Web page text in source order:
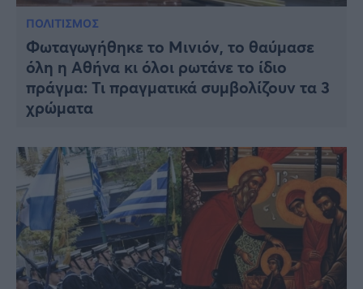
ΠΟΛΙΤΙΣΜΟΣ
Φωταγωγήθηκε το Μινιόν, το θαύμασε
όλη η Αθήνα κι όλοι ρωτάνε το ίδιο
πράγμα: Τι πραγματικά συμβολίζουν τα 3
χρώματα